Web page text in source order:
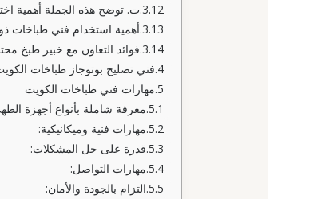
ت. توضح هذه الجملة أهمية
أهمية استخدام فني طباخات
فوائد التعاون مع خبير طبخ
فني تصليح بوتوجاز طباخات
مهارات فني طباخات الكويت
معرفة شاملة بأنواع أجهزة
مهارات فنية وميكانيكية:
قدرة على حل المشكلات:
مهارات التواصل:
التزام بالجودة والأمان: